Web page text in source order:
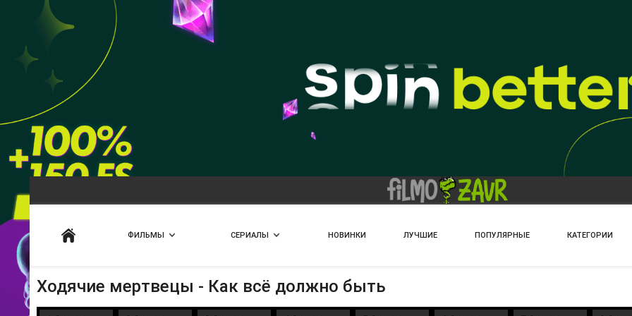
ФИЛЬМЫ СЕРИАЛЫ НОВИНКИ ЛУЧШИЕ ПОПУЛЯРНЫЕ КАТЕГОРИИ
Ходячие мертвецы - Как всё должно быть